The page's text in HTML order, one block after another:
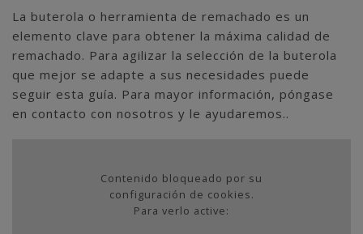
La buterola o herramienta de remachado es un
elemento clave para obtener la máxima calidad de
remachado. Para agilizar la selección de la buterola
que mejor se adapte a sus necesidades puede
seguir esta guía. Para mayor información, póngase
en contacto con nosotros y le ayudaremos..
Contenido bloqueado por su
configuración de cookies.
Para verlo active: